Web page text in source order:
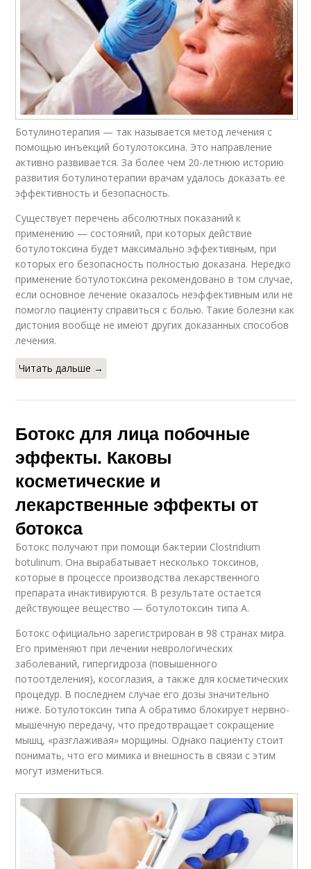
Ботулинотерапия — так называется метод лечения с
помощью инъекций ботулотоксина. Это направление
активно развивается. За более чем 20-летнюю историю
развития ботулинотерапии врачам удалось доказать ее
эффективность и безопасность.
Существует перечень абсолютных показаний к
применению — состояний, при которых действие
ботулотоксина будет максимально эффективным, при
которых его безопасность полностью доказана. Нередко
применение ботулотоксина рекомендовано в том случае,
если основное лечение оказалось неэффективным или не
помогло пациенту справиться с болью. Такие болезни как
дистония вообще не имеют других доказанных способов
лечения.
Читать дальше →
Ботокс для лица побочные
эффекты. Каковы
косметические и
лекарственные эффекты от
ботокса
Ботокс получают при помощи бактерии Clostridium
botulinum. Она вырабатывает несколько токсинов,
которые в процессе производства лекарственного
препарата инактивируются. В результате остается
действующее вещество — ботулотоксин типа А.
Ботокс официально зарегистрирован в 98 странах мира.
Его применяют при лечении неврологических
заболеваний, гипергидроза (повышенного
потоотделения), косоглазия, а также для косметических
процедур. В последнем случае его дозы значительно
ниже. Ботулотоксин типа А обратимо блокирует нервно-
мышечную передачу, что предотвращает сокращение
мышц, «разглаживая» морщины. Однако пациенту стоит
понимать, что его мимика и внешность в связи с этим
могут измениться.